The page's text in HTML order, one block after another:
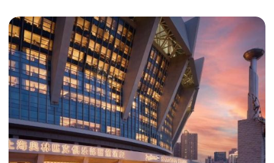
HUALUXE SHANGHAI CHANGFENG PARK
شانگهای ، چین